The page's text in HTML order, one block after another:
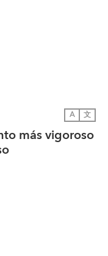
A 文
más vigoroso